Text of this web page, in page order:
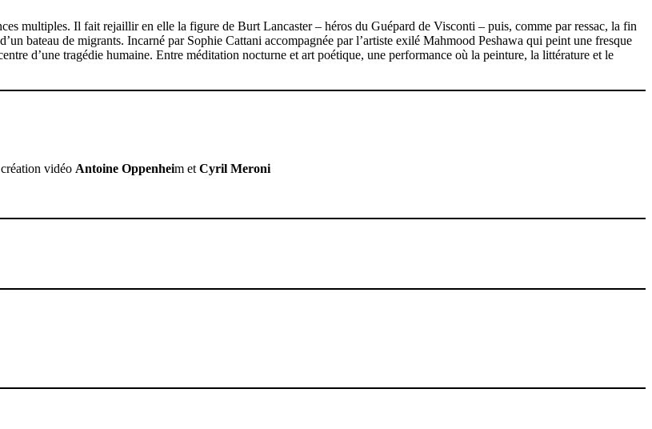
multiples. Il fait rejaillir en elle la figure de Burt Lancaster – héros du Guépard de Visconti – puis, comme par ressac, la fin
bateau de migrants. Incarné par Sophie Cattani accompagnée par l’artiste exilé Mahmood Peshawa qui peint une fresque
d’une tragédie humaine. Entre méditation nocturne et art poétique, une performance où la peinture, la littérature et le
création vidéo Antoine Oppenheim et Cyril Meroni